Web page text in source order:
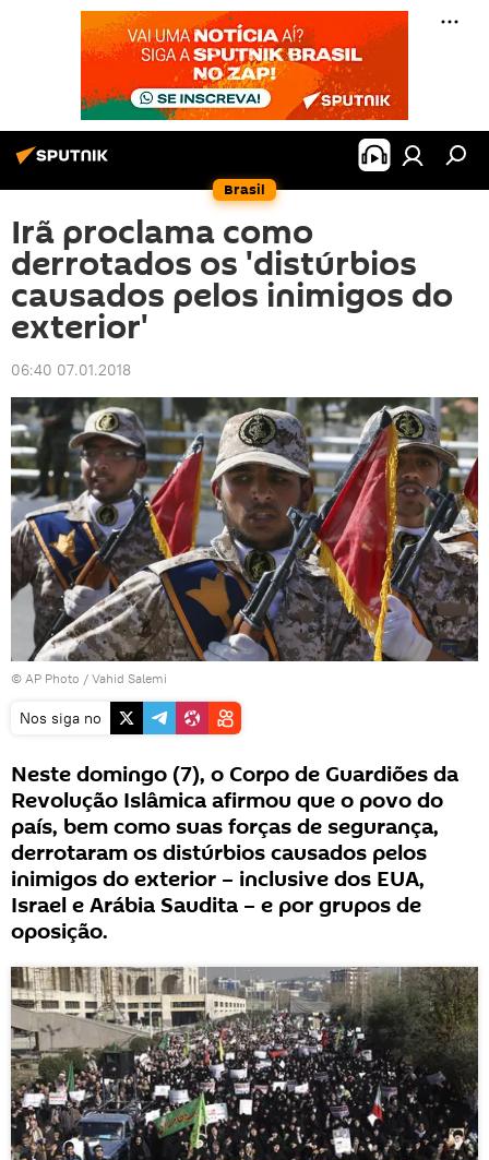
Brasil
Irã proclama como
derrotados os 'distúrbios
causados pelos inimigos do
exterior'
06:40 07.01.2018
© AP Photo / Vahid Salemi
Nos siga no
Neste domingo (7), o Corpo de Guardiões da
Revolução Islâmica afirmou que o povo do
país, bem como suas forças de segurança,
derrotaram os distúrbios causados pelos
inimigos do exterior – inclusive dos EUA,
Israel e Arábia Saudita – e por grupos de
oposição.